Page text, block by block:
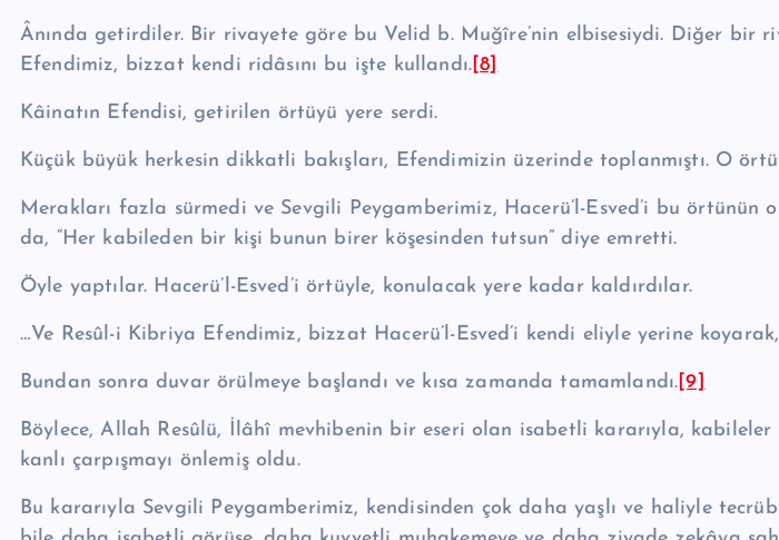
Ânında getirdiler. Bir rivayete göre bu Velid b. Mu­ğî­re’­nin elbisesiydi. Di­ğer bir
Efendimiz, bizzat kendi ridâsını bu işte kullandı. [8]
Kâinatın Efendisi, getirilen örtüyü yere serdi.
Küçük büyük herkesin dikkatli bakışları, Efendimizin üzerinde toplanmıştı. O
Merakları fazla sürmedi ve Sevgili Pey­gam­be­ri­miz, Hace­rü’l-Esved’i bu ör­tünün
da, “Her kabileden bir kişi bunun birer köşe­sinden tutsun” diye emretti.
Öyle yaptılar. Hacerü’l-Esved’i örtüyle, konulacak yere kadar kaldırdılar.
…Ve Resûl-i Kibriya Efendimiz, bizzat Hacerü’l-Esved’i kendi eliyle yerine
Bundan sonra duvar örülmeye başlandı ve kısa zamanda tamamlandı. [9]
Böylece, Allah Resûlü, İlâhî mevhibenin bir eseri olan isabetli kararıyla, ka­bileler
kanlı çarpışmayı önlemiş oldu.
Bu kararıyla Sevgili Pey­gam­be­ri­miz, kendisinden çok daha yaşlı ve haliyle